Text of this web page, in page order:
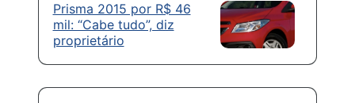
Prisma 2015 por R$ 46
mil: “Cabe tudo”, diz
proprietário